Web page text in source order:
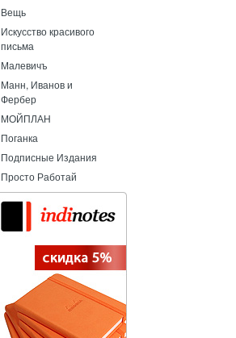
Вещь
Искусство красивого
письма
Малевичъ
Манн, Иванов и
Фербер
МОЙПЛАН
Поганка
Подписные Издания
Просто Работай